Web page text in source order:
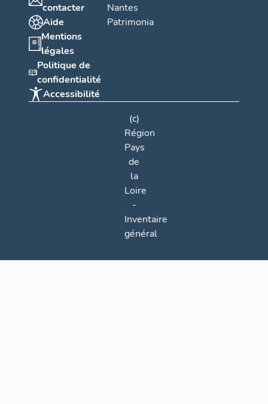
contacter
Aide
Mentions
légales
Politique de
confidentialité
Accessibilité
Nantes
Patrimonia
(c)
Région
Pays
de
la
Loire
-
Inventaire
général